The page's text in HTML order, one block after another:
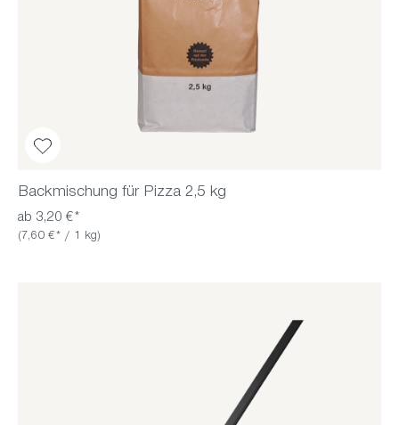
Backmischung für Pizza 2,5 kg
ab 3,20 €*
(7,60 €* / 1 kg)